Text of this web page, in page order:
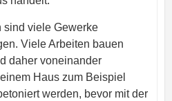
sind viele Gewerke
Viele Arbeiten bauen
daher voneinander
Haus zum Beispiel
werden, bevor mit der